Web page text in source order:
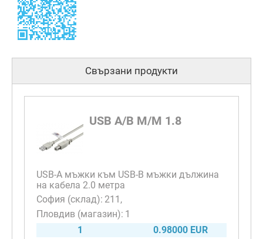
Свързани продукти
USB A/B M/M 1.8
USB-A мъжки към USB-B мъжки дължина
на кабела 2.0 метра
211
1
1
0.98000 EUR